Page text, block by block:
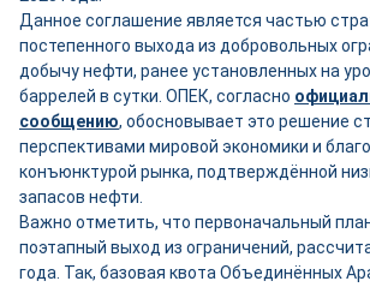
Данное соглашение является частью
постепенного выхода из добровольных
добычу нефти, ранее установленных на
баррелей в сутки. ОПЕК, согласно
сообщению, обосновывает это решение
перспективами мировой экономики и
конъюнктурой рынка, подтверждённой
запасов нефти.
Важно отметить, что первоначальный
поэтапный выход из ограничений,
года. Так, базовая квота Объединённых